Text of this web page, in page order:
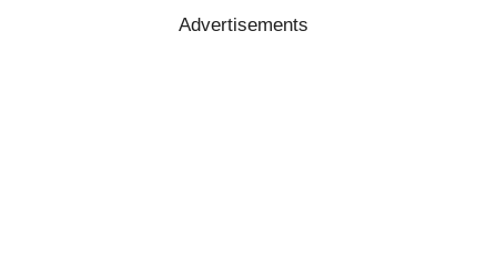
Advertisements